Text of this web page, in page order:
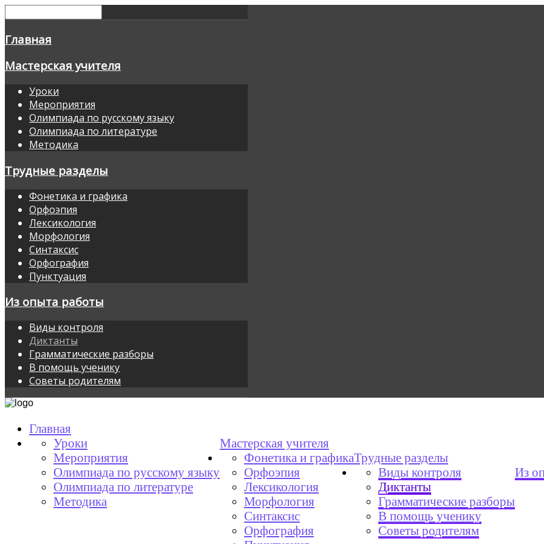
Главная
Мастерская учителя
Уроки
Мероприятия
Олимпиада по русскому языку
Олимпиада по литературе
Методика
Трудные разделы
Фонетика и графика
Орфоэпия
Лексикология
Морфология
Синтаксис
Орфография
Пунктуация
Из опыта работы
Виды контроля
Диктанты
Грамматические разборы
В помощь ученику
Советы родителям
Главная
Мастерская учителя
Уроки
Мероприятия
Олимпиада по русскому языку
Олимпиада по литературе
Методика
Трудные разделы
Фонетика и графика
Орфоэпия
Лексикология
Морфология
Синтаксис
Орфография
Из
Виды контроля
Диктанты
Грамматические разборы
В помощь ученику
Советы родителям